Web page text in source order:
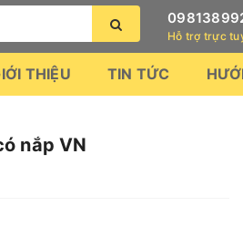
Hỗ trợ trực
THIỆU TIN TỨC
nắp VN